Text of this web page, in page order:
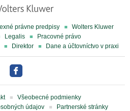
právne predpisy
Wolters Kluwer
Legalis
Pracovné právo
Direktor Dane a účtovníctvo v praxi
Všeobecné podmienky
údajov
Partnerské stránky